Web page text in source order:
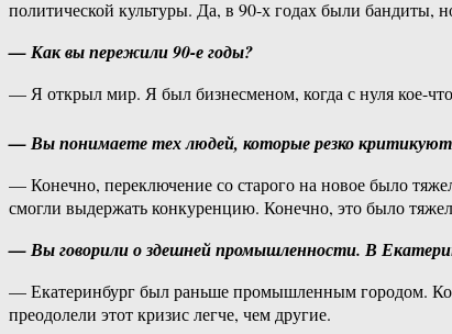
политической культуры. Да, в 90-х годах были бандиты,
— Как вы пережили 90-е годы?
— Я открыл мир. Я был бизнесменом, когда с нуля кое-
— Вы понимаете тех людей, которые резко критикуют
— Конечно, переключение со старого на новое было
смогли выдержать конкуренцию. Конечно, это было
— Вы говорили о здешней промышленности. В
— Екатеринбург был раньше промышленным городом.
преодолели этот кризис легче, чем другие.